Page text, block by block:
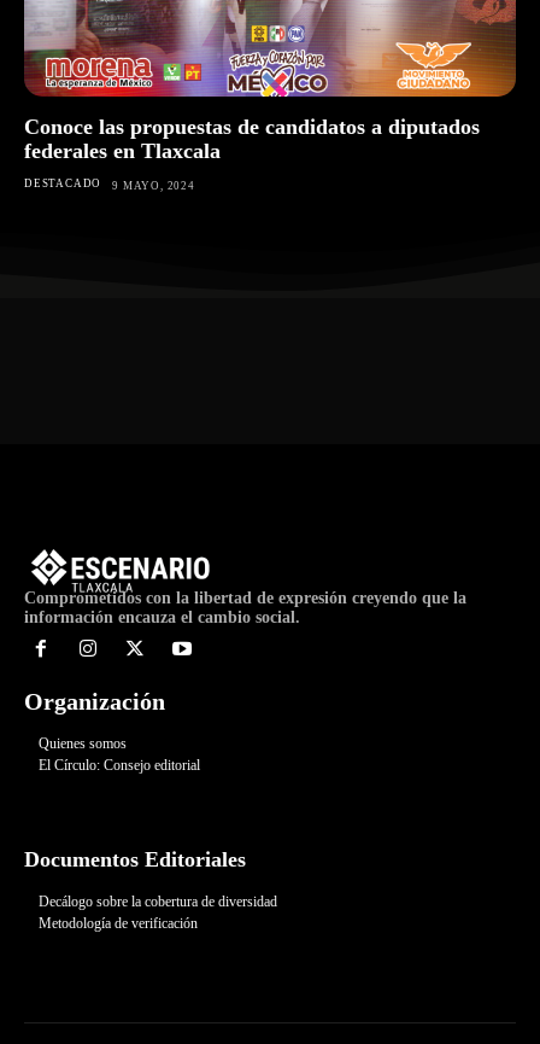
Conoce las propuestas de candidatos a diputados
federales en Tlaxcala
DESTACADO 9 MAYO, 2024
Comprometidos con la libertad de expresión creyendo que la
información encauza el cambio social.
Organización
Quienes somos
El Círculo: Consejo editorial
Documentos Editoriales
Decálogo sobre la cobertura de diversidad
Metodología de verificación